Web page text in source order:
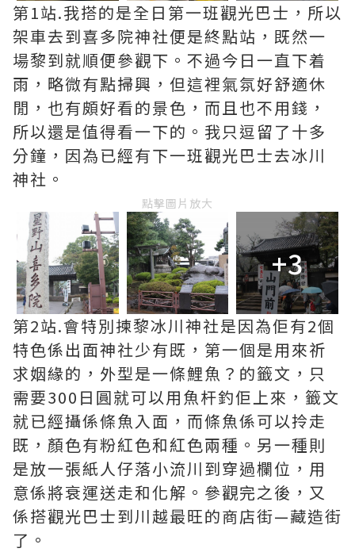
第1站.我搭的是全日第一班觀光巴士，所以
架車去到喜多院神社便是終點站，既然一
場黎到就順便參觀下。不過今日一直下着
雨，略微有點掃興，但這裡氣氛好舒適休
閒，也有頗好看的景色，而且也不用錢，
所以還是值得看一下的。我只逗留了十多
分鐘，因為已經有下一班觀光巴士去冰川
神社。
點擊圖片放大
+3
第2站.會特別揀黎冰川神社是因為佢有2個
特色係出面神社少有既，第一個是用來祈
求姻緣的，外型是一條鯉魚？的籤文，只
需要300日圓就可以用魚杆釣佢上來，籤文
就已經攝係條魚入面，而條魚係可以拎走
既，顏色有粉紅色和紅色兩種。另一種則
是放一張紙人仔落小流川到穿過欄位，用
意係將衰運送走和化解。參觀完之後，又
係搭觀光巴士到川越最旺的商店街—藏造街
了。